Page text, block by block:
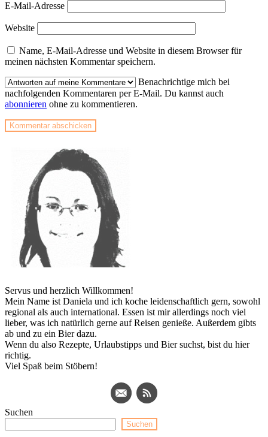
E-Mail-Adresse
Website
Name, E-Mail-Adresse und Website in diesem Browser für
meinen nächsten Kommentar speichern.
Benachrichtige mich bei
nachfolgenden Kommentaren per E-Mail. Du kannst auch
abonnieren ohne zu kommentieren.
Servus und herzlich Willkommen!
Mein Name ist Daniela und ich koche leidenschaftlich gern, sowohl
regional als auch international. Essen ist mir allerdings noch viel
lieber, was ich natürlich gerne auf Reisen genieße. Außerdem gibts
ab und zu ein Bier dazu.
Wenn du also Rezepte, Urlaubstipps und Bier suchst, bist du hier
richtig.
Viel Spaß beim Stöbern!
Suchen
Suchen